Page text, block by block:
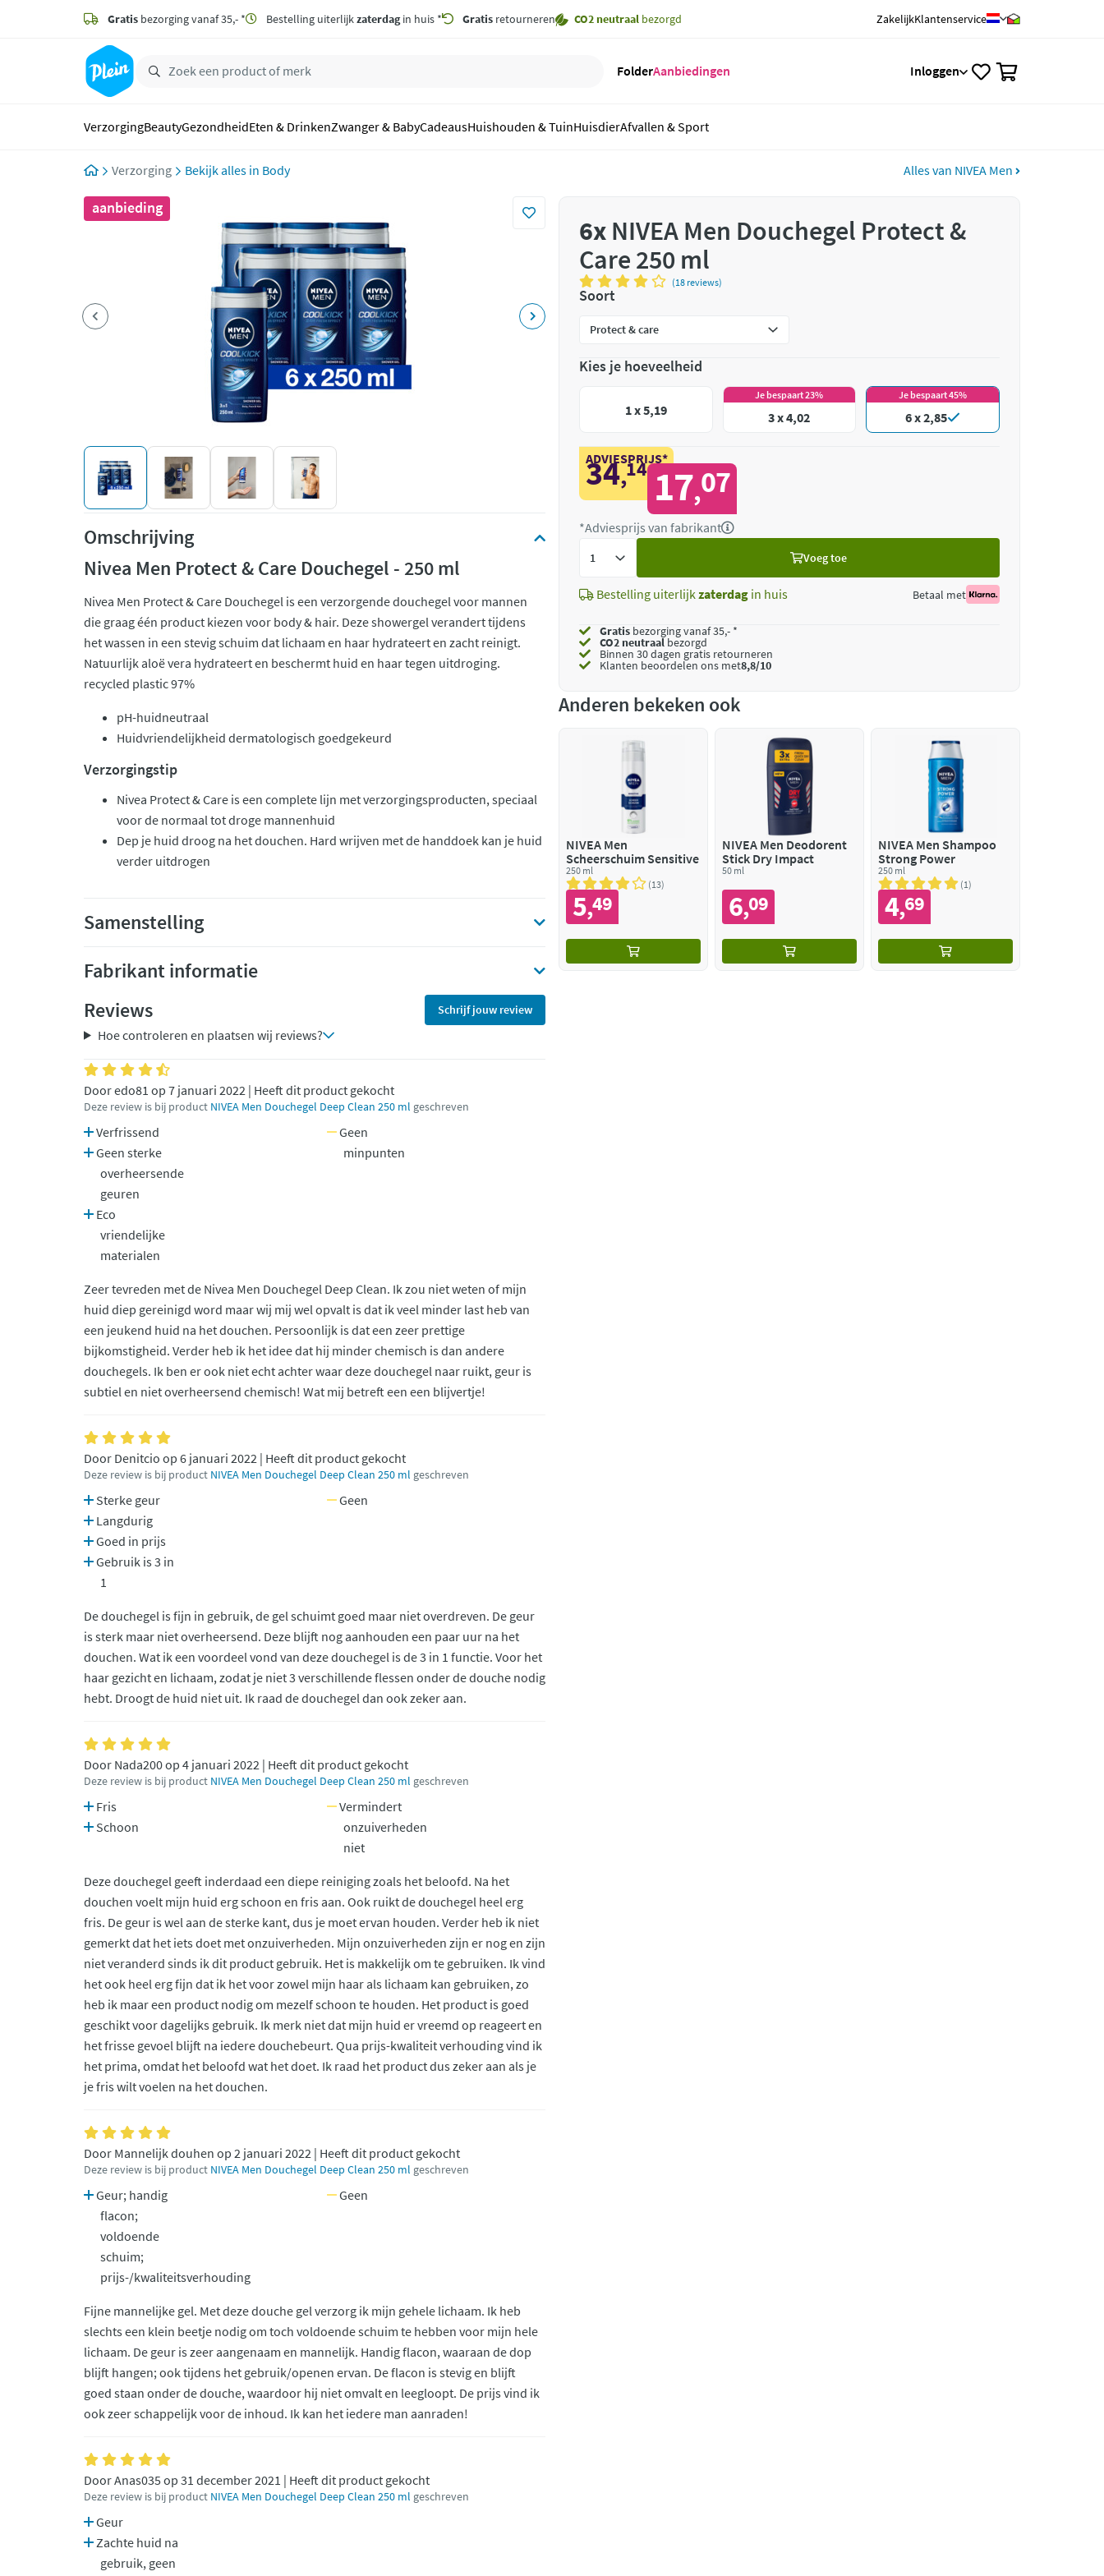
zoeken
hoofdinhoud
Gratis bezorging vanaf 35,- * Bestelling uiterlijkzaterdagin huis * Gratis retourneren CO2 neutraal bezorgd ZakelijkKlantenservice
FolderAanbiedingen Inloggen
VerzorgingBeautyGezondheidEten & DrinkenZwanger & BabyCadeausHuishouden & TuinHuisdierAfvallen & Sport
Verzorging Body Alles van NIVEA Men
aanbieding
Omschrijving
Nivea Men Protect & Care Douchegel - 250 ml
Nivea Men Protect & Care Douchegel is een verzorgende douchegel voor mannen
die graag één product kiezen voor body & hair. Deze showergel verandert tijdens
het wassen in een stevig schuim dat lichaam en haar hydrateert en zacht reinigt.
Natuurlijk aloë vera hydrateert en beschermt huid en haar tegen uitdroging.
recycled plastic 97%
pH-huidneutraal
Huidvriendelijkheid dermatologisch goedgekeurd
Verzorgingstip
Nivea Protect & Care is een complete lijn met verzorgingsproducten, speciaal
voor de normaal tot droge mannenhuid
Dep je huid droog na het douchen. Hard wrijven met de handdoek kan je huid
verder uitdrogen
Samenstelling
Fabrikant informatie
Reviews
Schrijf jouw review
Hoe controleren en plaatsen wij reviews?
Door edo81 op 7 januari 2022 | Heeft dit product gekocht
Deze review is bij product NIVEA Men Douchegel Deep Clean 250 ml geschreven
Verfrissend
Geen sterke
overheersende
geuren
Eco
vriendelijke
materialen
Geen
minpunten
Zeer tevreden met de Nivea Men Douchegel Deep Clean. Ik zou niet weten of mijn
huid diep gereinigd word maar wij mij wel opvalt is dat ik veel minder last heb van
een jeukend huid na het douchen. Persoonlijk is dat een zeer prettige
bijkomstigheid. Verder heb ik het idee dat hij minder chemisch is dan andere
douchegels. Ik ben er ook niet echt achter waar deze douchegel naar ruikt, geur is
subtiel en niet overheersend chemisch! Wat mij betreft een een blijvertje!
Door Denitcio op 6 januari 2022 | Heeft dit product gekocht
Deze review is bij product NIVEA Men Douchegel Deep Clean 250 ml geschreven
Sterke geur
Langdurig
Goed in prijs
Gebruik is 3 in
1
Geen
De douchegel is fijn in gebruik, de gel schuimt goed maar niet overdreven. De geur
is sterk maar niet overheersend. Deze blijft nog aanhouden een paar uur na het
douchen. Wat ik een voordeel vond van deze douchegel is de 3 in 1 functie. Voor het
haar gezicht en lichaam, zodat je niet 3 verschillende flessen onder de douche nodig
hebt. Droogt de huid niet uit. Ik raad de douchegel dan ook zeker aan.
Door Nada200 op 4 januari 2022 | Heeft dit product gekocht
Deze review is bij product NIVEA Men Douchegel Deep Clean 250 ml geschreven
Fris
Schoon
Vermindert
onzuiverheden
niet
Deze douchegel geeft inderdaad een diepe reiniging zoals het beloofd. Na het
douchen voelt mijn huid erg schoon en fris aan. Ook ruikt de douchegel heel erg
fris. De geur is wel aan de sterke kant, dus je moet ervan houden. Verder heb ik niet
gemerkt dat het iets doet met onzuiverheden. Mijn onzuiverheden zijn er nog en zijn
niet veranderd sinds ik dit product gebruik. Het is makkelijk om te gebruiken. Ik vind
het ook heel erg fijn dat ik het voor zowel mijn haar als lichaam kan gebruiken, zo
heb ik maar een product nodig om mezelf schoon te houden. Het product is goed
geschikt voor dagelijks gebruik. Ik merk niet dat mijn huid er vreemd op reageert en
het frisse gevoel blijft na iedere douchebeurt. Qua prijs-kwaliteit verhouding vind ik
het prima, omdat het beloofd wat het doet. Ik raad het product dus zeker aan als je
je fris wilt voelen na het douchen.
Door Mannelijk douhen op 2 januari 2022 | Heeft dit product gekocht
Deze review is bij product NIVEA Men Douchegel Deep Clean 250 ml geschreven
Geur; handig
flacon;
voldoende
schuim;
prijs-/kwaliteitsverhouding
Geen
Fijne mannelijke gel. Met deze douche gel verzorg ik mijn gehele lichaam. Ik heb
slechts een klein beetje nodig om toch voldoende schuim te hebben voor mijn hele
lichaam. De geur is zeer aangenaam en mannelijk. Handig flacon, waaraan de dop
blijft hangen; ook tijdens het gebruik/openen ervan. De flacon is stevig en blijft
goed staan onder de douche, waardoor hij niet omvalt en leegloopt. De prijs vind ik
ook zeer schappelijk voor de inhoud. Ik kan het iedere man aanraden!
Door Anas035 op 31 december 2021 | Heeft dit product gekocht
Deze review is bij product NIVEA Men Douchegel Deep Clean 250 ml geschreven
Geur
Zachte huid na
gebruik, geen
6x NIVEA Men Douchegel Protect &
Care 250 ml
(18 reviews)
Soort
Kies je hoeveelheid
1 x 5,19
Je bespaart 23%
3 x 4,02
Je bespaart 45%
6 x 2,85
ADVIESPRIJS*
34,14 17,07
*Adviesprijs van fabrikant
Voeg toe
Bestelling uiterlijkzaterdag in huis Betaal met
Gratis bezorging vanaf 35,- *
CO2 neutraalbezorgd
Binnen 30 dagen gratis retourneren
Klanten beoordelen ons met8,8/10
Anderen bekeken ook
NIVEA Men
Scheerschuim Sensitive
250 ml
13
5,49
NIVEA Men Deodorent
Stick Dry Impact
50 ml
6,09
NIVEA Men Shampoo
Strong Power
250 ml
1
4,69